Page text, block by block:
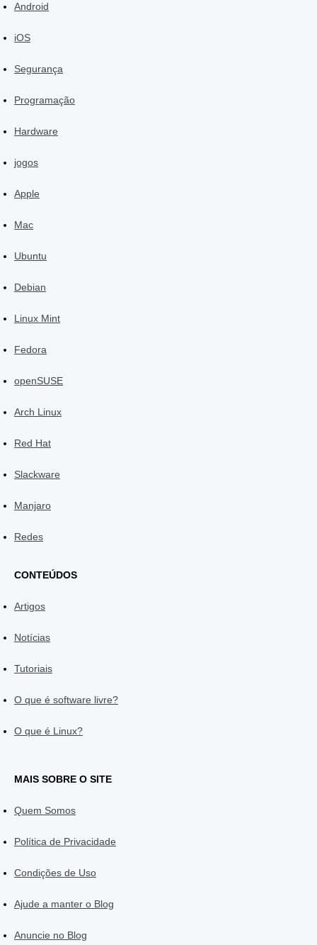
Android
iOS
Segurança
Programação
Hardware
jogos
Apple
Mac
Ubuntu
Debian
Linux Mint
Fedora
openSUSE
Arch Linux
Red Hat
Slackware
Manjaro
Redes
CONTEÚDOS
Artigos
Notícias
Tutoriais
O que é software livre?
O que é Linux?
MAIS SOBRE O SITE
Quem Somos
Política de Privacidade
Condições de Uso
Ajude a manter o Blog
Anuncie no Blog